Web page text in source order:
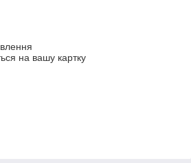
на вашу картку